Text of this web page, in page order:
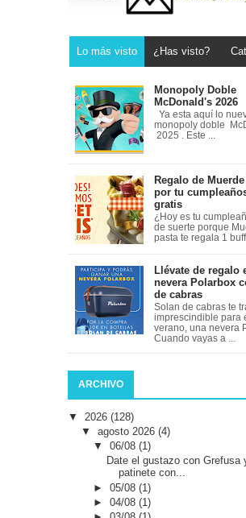
Lo más visto ¿Has visto?
Monopoly Doble
McDonald's 2026
Ya esta aquí lo
monopoly doble
2025 . Este ...
Regalo de
por tu
gratis
¿Hoy es tu
de suerte porque
pasta te regala 1
Llévate de regalo
nevera Polarbox
de cabras
Solan de cabras te
imprescindible para
verano, una nevera
Cuando vayas a ...
ARCHIVO
▼ 2026 (128)
▼ agosto 2026 (4)
▼06/08(1)
Date el gustazo con Grefusa
patinete con...
►05/08(1)
►04/08(1)